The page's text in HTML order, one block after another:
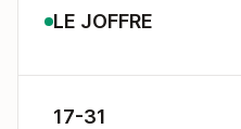
LE JOFFRE
17-31